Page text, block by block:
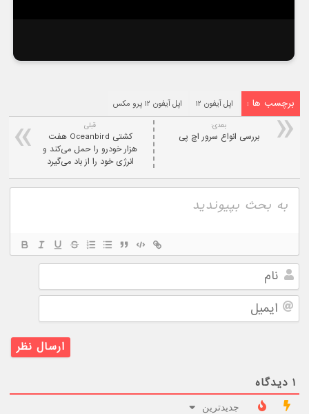
برچسب ها : اپل آیفون ۱۲ اپل آیفون ۱۲ پرو مکس
قبلی
کشتی Oceanbird هفت
هزار خودرو را حمل می‌کند و
انرژی خود را از باد می‌گیرد
بعدی:
بررسی انواع سرور اچ پی
نام
۱ دیدگاه
جدیدترین